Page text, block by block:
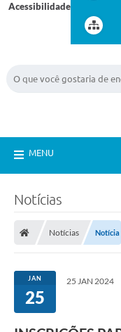
Acessibilidade
MENU
Notícias
Notícias Notícia
JAN
25
25 JAN 2024